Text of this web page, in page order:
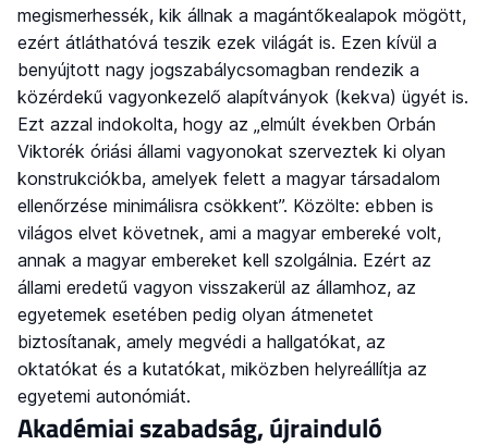
megismerhessék, kik állnak a magántőkealapok mögött,
ezért átláthatóvá teszik ezek világát is. Ezen kívül a
benyújtott nagy jogszabálycsomagban rendezik a
közérdekű vagyonkezelő alapítványok (kekva) ügyét is.
Ezt azzal indokolta, hogy az „elmúlt években Orbán
Viktorék óriási állami vagyonokat szerveztek ki olyan
konstrukciókba, amelyek felett a magyar társadalom
ellenőrzése minimálisra csökkent”. Közölte: ebben is
világos elvet követnek, ami a magyar embereké volt,
annak a magyar embereket kell szolgálnia. Ezért az
állami eredetű vagyon visszakerül az államhoz, az
egyetemek esetében pedig olyan átmenetet
biztosítanak, amely megvédi a hallgatókat, az
oktatókat és a kutatókat, miközben helyreállítja az
egyetemi autonómiát.
Akadémiai szabadság, újrainduló